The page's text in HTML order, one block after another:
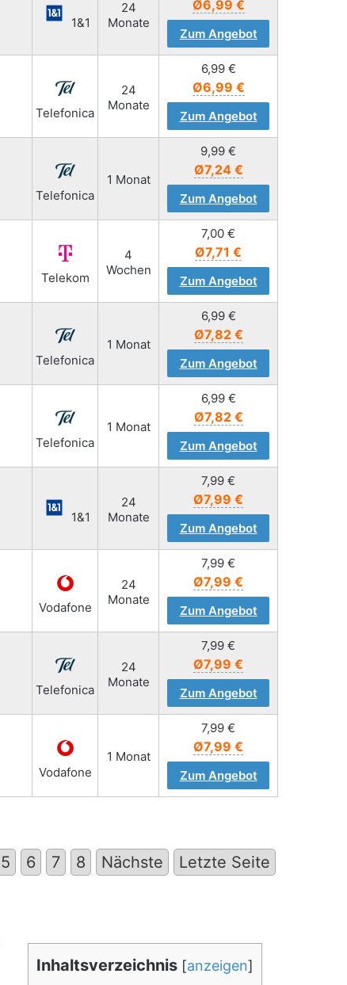
1&1
24
Monate
Ø6,99 €
Zum Angebot
Telefonica
24
Monate
6,99€
Ø6,99 €
Zum Angebot
Telefonica
1 Monat
9,99 €
Ø7,24 €
Zum Angebot
Telekom
4
Wochen
7,00 €
Ø7,71 €
Zum Angebot
Telefonica
1 Monat
6,99€
Ø7,82 €
Zum Angebot
Telefonica
1 Monat
6,99€
Ø7,82 €
Zum Angebot
1&1
24
Monate
7,99 €
Ø7,99 €
Zum Angebot
Vodafone
24
Monate
7,99 €
Ø7,99 €
Zum Angebot
Telefonica
24
Monate
7,99 €
Ø7,99 €
Zum Angebot
Vodafone
1 Monat
7,99 €
Ø7,99 €
Zum Angebot
5 6 7 8 Nächste Letzte Seite
Inhaltsverzeichnis [anzeigen]